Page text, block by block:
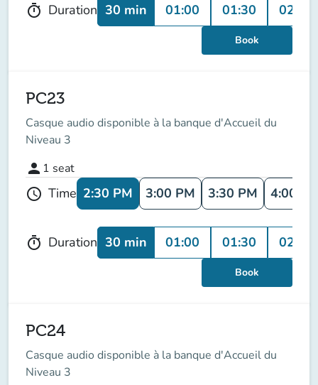
timer Duration 30 min 01:00 01:30 02:00
Book
PC23
Casque audio disponible à la banque d'Accueil du
Niveau 3
person 1 seat
schedule Time 2:30 PM 3:00 PM 3:30 PM 4:00
timer Duration 30 min 01:00 01:30 02:00
Book
PC24
Casque audio disponible à la banque d'Accueil du
Niveau 3